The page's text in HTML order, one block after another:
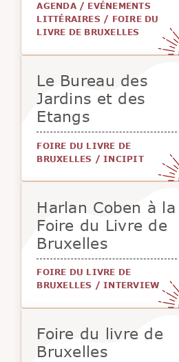
AGENDA/ EVÉNEMENTS
LITTÉRAIRES / FOIRE DU
LIVRE DE BRUXELLES
Le Bureau des
Jardins et des
Etangs
FOIRE DU LIVRE DE
BRUXELLES /INCIPIT
Harlan Coben à la
Foire du Livre de
Bruxelles
FOIRE DU LIVRE DE
BRUXELLES /INTERVIEW
Foire du livre de
Bruxelles